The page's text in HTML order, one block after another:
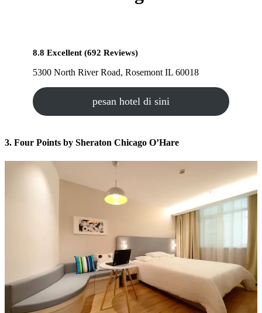
8.8 Excellent (692 Reviews)
5300 North River Road, Rosemont IL 60018
pesan hotel di sini
3. Four Points by Sheraton Chicago O’Hare